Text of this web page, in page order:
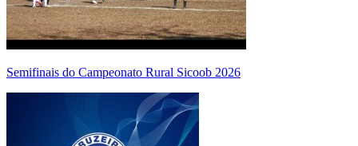
Semifinais do Campeonato Rural Sicoob 2026